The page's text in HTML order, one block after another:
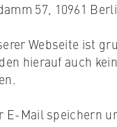
57, 10961
Webseite ist
hierauf auch
E-Mail speichern